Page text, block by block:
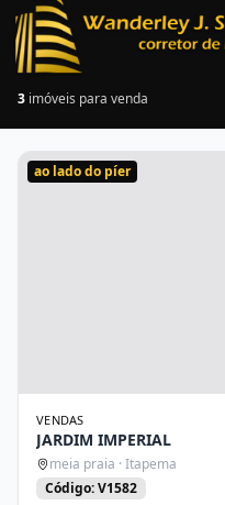
3 imóveis para venda
ao lado do píer
VENDAS
JARDIM IMPERIAL
meia praia · Itapema
Código: V1582